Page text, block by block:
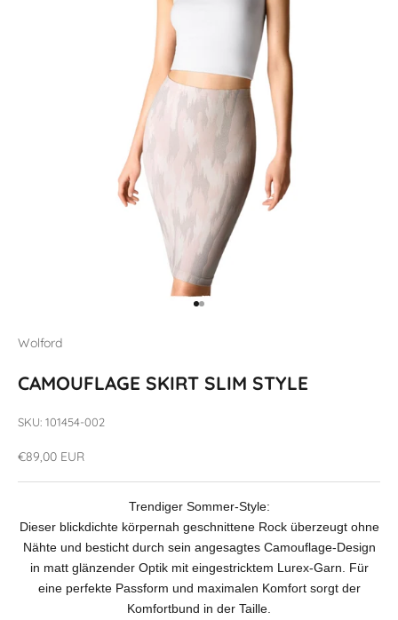
Gehe zu Element 1
Gehe zu Element 2
Wolford
CAMOUFLAGE SKIRT SLIM STYLE
SKU: 101454-002
Angebot
€89,00 EUR
Trendiger Sommer-Style:
Dieser blickdichte körpernah geschnittene Rock überzeugt ohne
Nähte und besticht durch sein angesagtes Camouflage-Design
in matt glänzender Optik mit eingestricktem Lurex-Garn. Für
eine perfekte Passform und maximalen Komfort sorgt der
Komfortbund in der Taille.